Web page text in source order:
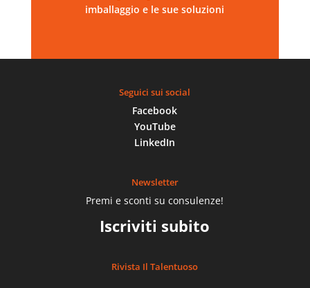
imballaggio e le sue soluzioni
Seguici sui social
Facebook
YouTube
LinkedIn
Newsletter
Premi e sconti su consulenze!
Iscriviti subito
Rivista Il Talentuoso